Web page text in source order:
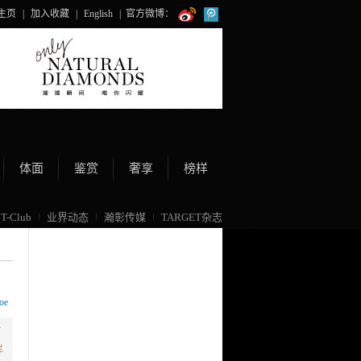
页 加入收藏 English 官方微博：
体面 鉴赏 奢享 榜样
T-Club 业界动态 瀚彰传媒 TARGET杂志